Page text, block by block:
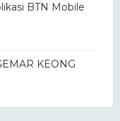
BTN Mobile
KEONG